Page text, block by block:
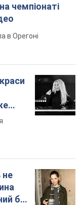
чемпіонаті
в Орегоні
не
бік